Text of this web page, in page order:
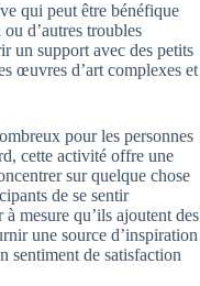
qui peut être bénéfique
d’autres troubles
un support avec des petits
œuvres d’art complexes et
pour les personnes
cette activité offre une
sur quelque chose
de se sentir
mesure qu’ils ajoutent des
une source d’inspiration
sentiment de satisfaction